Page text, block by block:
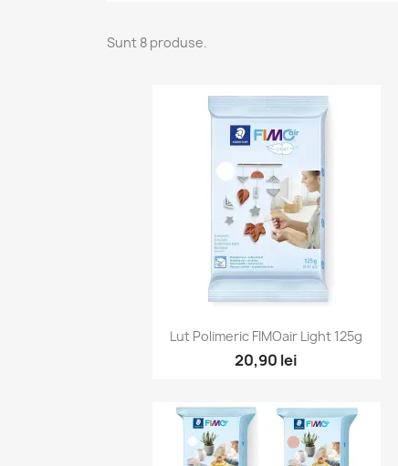
Sunt 8 produse.
Vizualizare rapidă
Lut Polimeric FIMOair Light 125g
20,90 lei